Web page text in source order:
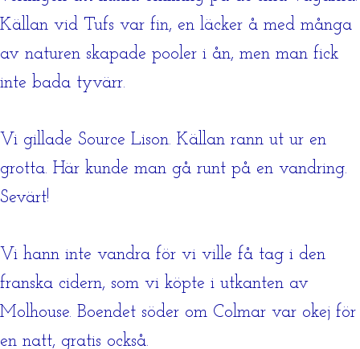
Källan vid Tufs var fin, en läcker å med många
av naturen skapade pooler i ån, men man fick
inte bada tyvärr.
Vi gillade Source Lison. Källan rann ut ur en
grotta. Här kunde man gå runt på en vandring.
Sevärt!
Vi hann inte vandra för vi ville få tag i den
franska cidern, som vi köpte i utkanten av
Molhouse. Boendet söder om Colmar var okej för
en natt, gratis också.